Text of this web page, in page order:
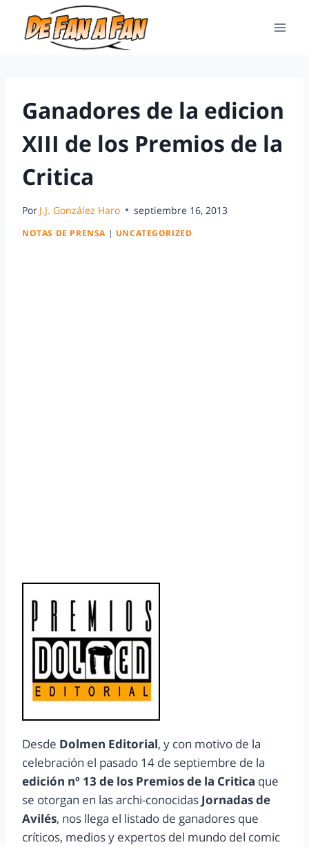
Ganadores de la edicion
XIII de los Premios de la
Critica
Por J.J. González Haro septiembre 16, 2013
NOTAS DE PRENSA | UNCATEGORIZED
Desde Dolmen Editorial, y con motivo de la
celebración el pasado 14 de septiembre de la
edición nº 13 de los Premios de la Critica que
se otorgan en las archi-conocidas Jornadas de
Avilés, nos llega el listado de ganadores que
críticos, medios y expertos del mundo del comic